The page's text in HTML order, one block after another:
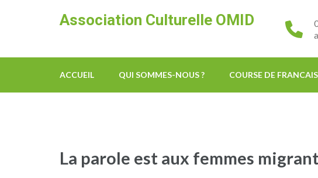
(Press
Association Culturelle OMID
ACCUEIL QUI SOMMES-NOUS ? COURSE DE FRANCAIS
La parole est aux femmes